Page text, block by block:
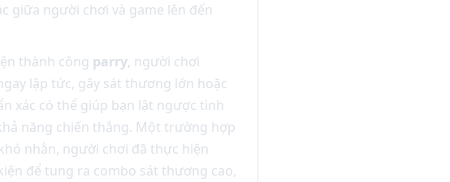
giữa người chơi và game lên đến
thành công parry, người chơi
lập tức, gây sát thương lớn hoặc
xác có thể giúp bạn lật ngược tình
năng chiến thắng. Một trường hợp
nhằn, người chơi đã thực hiện
để tung ra combo sát thương cao,